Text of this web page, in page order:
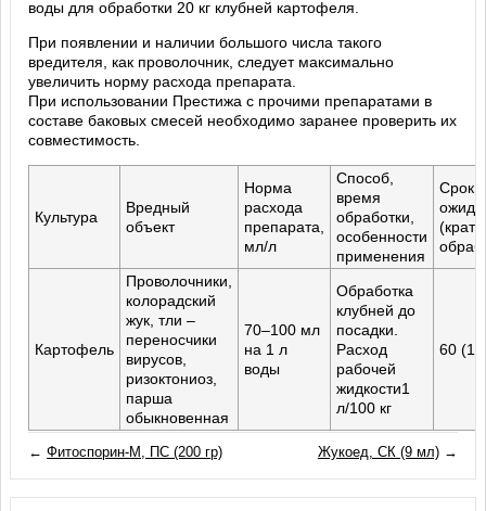
воды для обработки 20 кг клубней картофеля.
При появлении и наличии большого числа такого
вредителя, как проволочник, следует максимально
увеличить норму расхода препарата.
При использовании Престижа с прочими препаратами в
составе баковых смесей необходимо заранее проверить их
совместимость.
Культура
Вредный
объект
Норма
расхода
препарата,
мл/л
Способ,
время
обработки,
особенности
применения
Срок
Картофель
Проволочники,
колорадский
жук, тли –
переносчики
вирусов,
ризоктониоз,
парша
обыкновенная
70–100 мл
на 1 л
воды
Обработка
клубней до
посадки.
Расход
рабочей
жидкости1
л/100 кг
60 (1)
←Фитоспорин-М, ПС (200 гр) Жукоед, СК (9 мл)→